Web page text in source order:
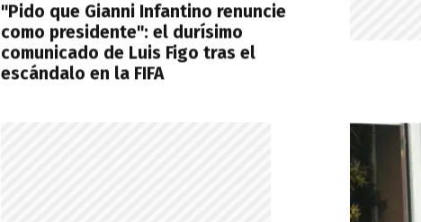
"Pido que Gianni Infantino renuncie
como presidente": el durísimo
comunicado de Luis Figo tras el
escándalo en la FIFA